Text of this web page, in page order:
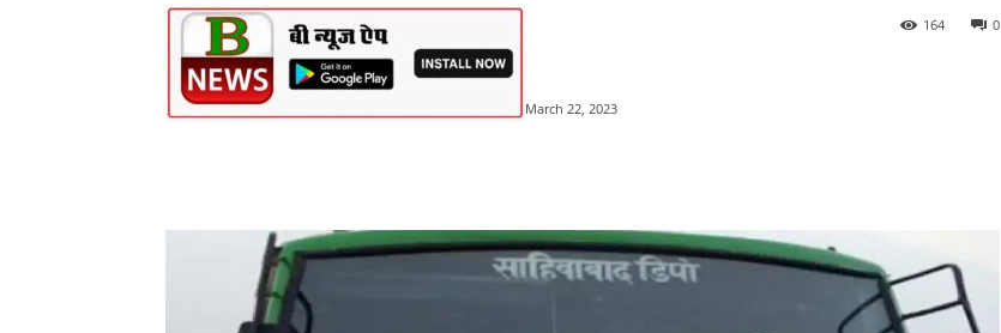
March 22, 2023
0
164